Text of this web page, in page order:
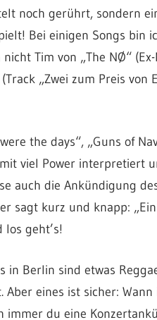
noch gerührt, sondern
Bei einigen Songs bin
Tim von „The NØ“
„Zwei zum Preis von
the days“, „Guns of
viel Power interpretiert
auch die Ankündigung
sagt kurz und knapp:
los geht’s!
in Berlin sind etwas
Aber eines ist sicher:
immer du eine